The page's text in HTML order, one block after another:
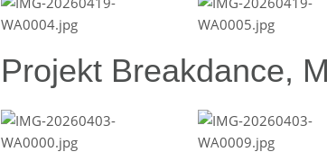
Projekt Breakdance,